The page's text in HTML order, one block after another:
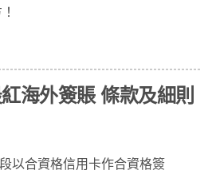
海外簽賬 條款及細則
以合資格信用卡作合資格簽